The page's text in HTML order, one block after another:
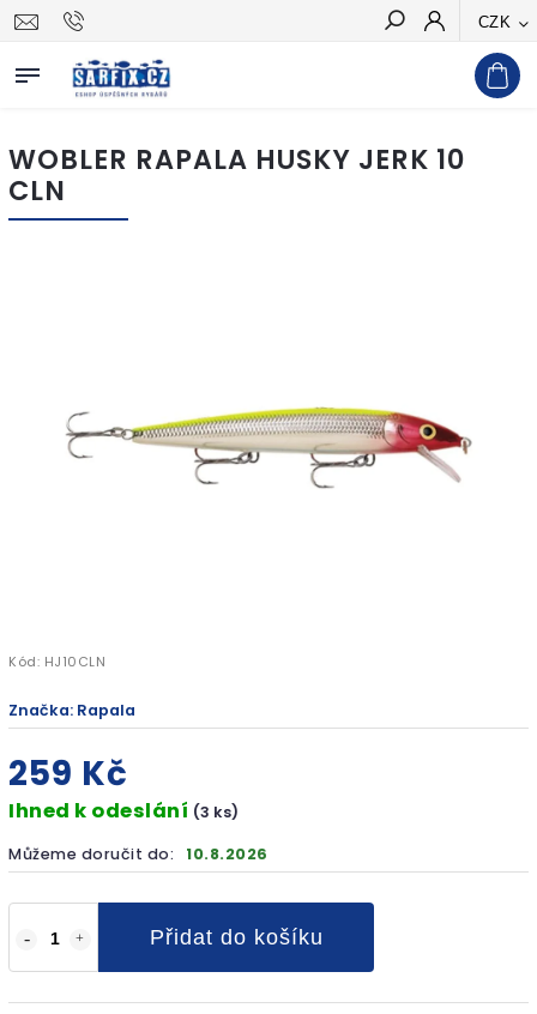
CZK
Hledat
WOBLER RAPALA HUSKY JERK 10
CLN
Kód: HJ10CLN
Značka: Rapala
259 Kč
Ihned k odeslání (3 ks)
Můžeme doručit do: 10.8.2026
Přidat do košíku